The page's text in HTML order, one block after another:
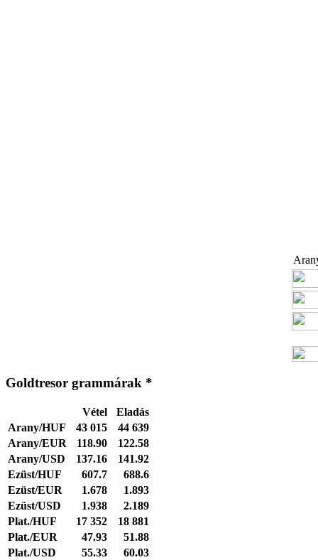
Goldtresor grammárak *
Vétel
Eladás
Arany/HUF
43 015
44 639
Arany/EUR
118.90
122.58
Arany/USD
137.16
141.92
Ezüst/HUF
607.7
688.6
Ezüst/EUR
1.678
1.893
Ezüst/USD
1.938
2.189
Plat./HUF
17 352
18 881
Plat./EUR
47.93
51.88
Plat./USD
55.33
60.03